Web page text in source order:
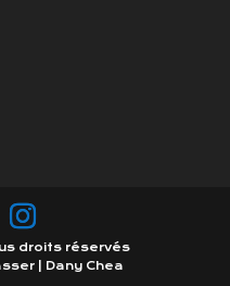
droits réservés
| Dany Chea